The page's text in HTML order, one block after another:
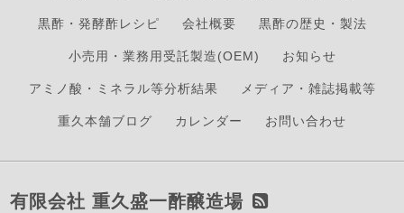
黒酢・発酵酢レシピ 会社概要 黒酢の歴史・製法
小売用・業務用受託製造(OEM) お知らせ
アミノ酸・ミネラル等分析結果 メディア・雑誌掲載等
重久本舗ブログ カレンダー お問い合わせ
有限会社 重久盛一酢醸造場